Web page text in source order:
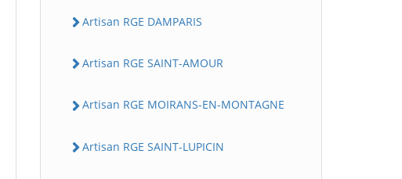
Artisan RGE DAMPARIS
Artisan RGE SAINT-AMOUR
Artisan RGE MOIRANS-EN-MONTAGNE
Artisan RGE SAINT-LUPICIN